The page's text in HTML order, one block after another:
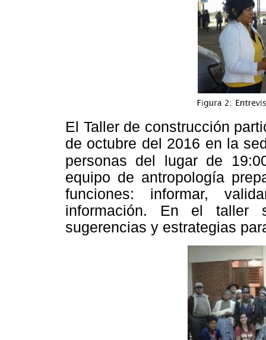
El Taller de construcción
de octubre del 2016 en la
personas del lugar de
equipo de antropología
funciones: informar,
información. En el taller
sugerencias y estrategias